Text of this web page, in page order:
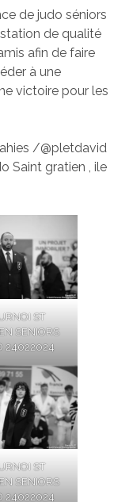
de judo séniors
de qualité
afin de faire
à une
victoire pour les
/@pletdavid
Saint gratien , ile
ST
SENIORS
24022024
ST
SENIORS
24022024